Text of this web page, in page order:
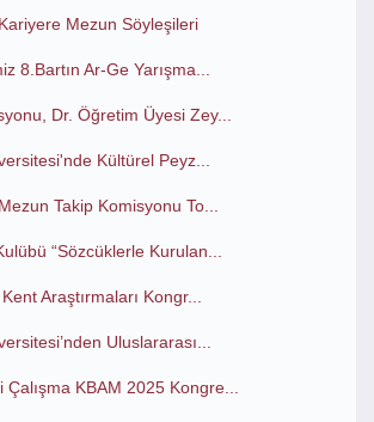
Mezun Söyleşileri
8.Bartın Ar-Ge Yarışma...
Dr. Öğretim Üyesi Zey...
Kültürel Peyz...
Takip Komisyonu To...
“Sözcüklerle Kurulan...
Araştırmaları Kongr...
Uluslararası...
Çalışma KBAM 2025 Kongre...